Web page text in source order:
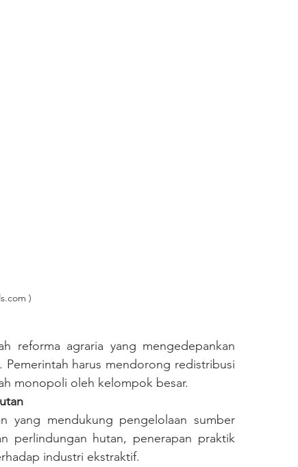
)
Pemerintah harus mendorong redistribusi
monopoli oleh kelompok besar.
perlindungan hutan, penerapan praktik
industri ekstraktif.